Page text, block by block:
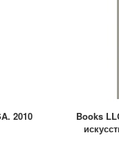
2010
Books